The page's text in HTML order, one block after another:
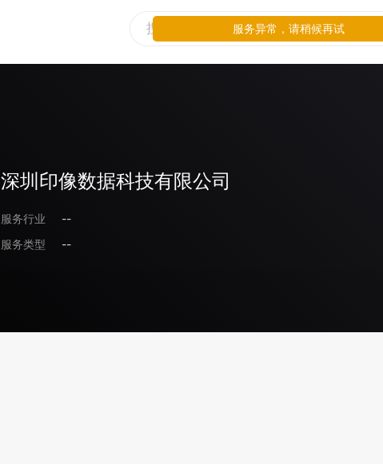
深圳印像数据科技有限公司
服务行业
--
服务类型
--
服务异常，请稍候再试